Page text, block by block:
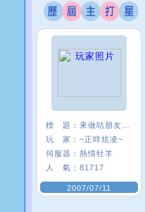
標 題：
玩 家： ~正咩炫凌~
伺服器： 熱情牡羊
人 氣： 81717
2007/07/11